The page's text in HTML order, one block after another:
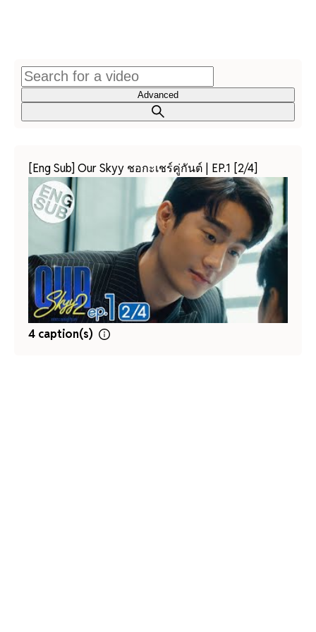
Advanced
[Eng Sub] Our Skyy ชอกะเชร์คู่กันต์ | EP.1 [2/4]
4 caption(s)